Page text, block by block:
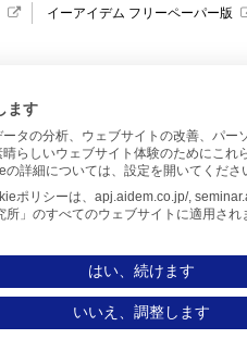
イーアイデム フリーペーパー版
用について
ます
タの分析、ウェブサイトの改善、パー
らしいウェブサイト体験のためにこれ
詳細については、設定を開いてくださ
ポリシーは、apj.aidem.co.jp/,
所」のすべてのウェブサイトに適用され
はい、続けます
いいえ、調整します